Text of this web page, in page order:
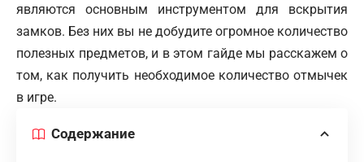
являются основным инструментом для вскрытия
замков. Без них вы не добудите огромное количество
полезных предметов, и в этом гайде мы расскажем о
том, как получить необходимое количество отмычек
в игре.
Содержание